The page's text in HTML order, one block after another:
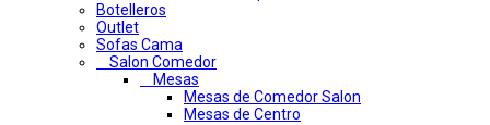
Botelleros
Outlet
Sofas Cama
Salon Comedor
Mesas
Mesas de Comedor Salon
Mesas de Centro